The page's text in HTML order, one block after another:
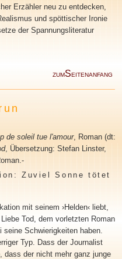
Erzähler neu zu entdecken,
und spöttischer Ironie
der Spannungsliteratur
ZUMSEITENANFANG
de soleil tue l'amour, Roman (dt:
, Übersetzung: Stefan Linster,
-
Zuviel Sonne tötet
mit seinem ›Helden‹ liebt,
Tod, dem vorletzten Roman
seine Schwierigkeiten haben.
Typ. Dass der Journalist
der nicht mehr ganz junge